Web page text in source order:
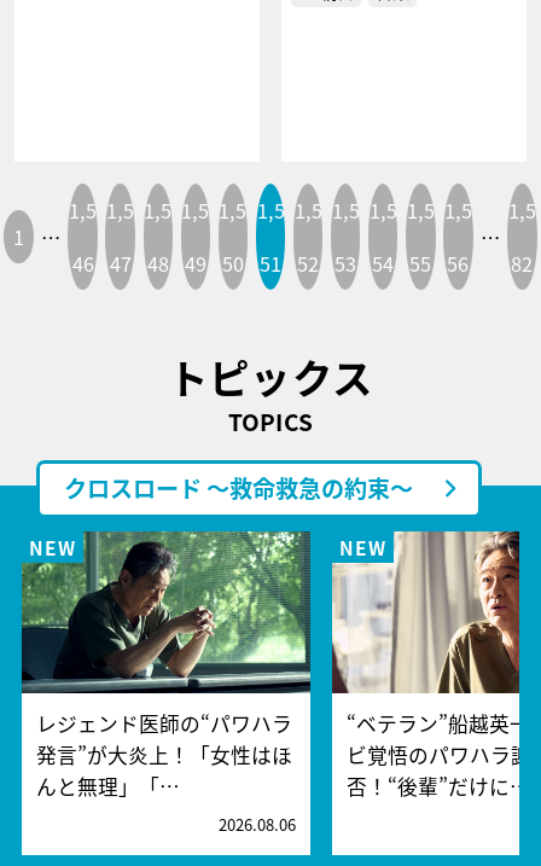
1 …
1,5
46
1,5
47
1,5
48
1,5
49
1,5
50
1,5
51
1,5
52
1,5
53
1,5
54
1,5
55
1,5
56
…
1,5
82
トピックス
TOPICS
クロスロード ～救命救急の約束～
レジェンド医師の“パワハラ
発言”が大炎上！「女性はほ
んと無理」「…
2026.08.06
“ベテラン”船越英一
ビ覚悟のパワハラ謝
否！“後輩”だけに…